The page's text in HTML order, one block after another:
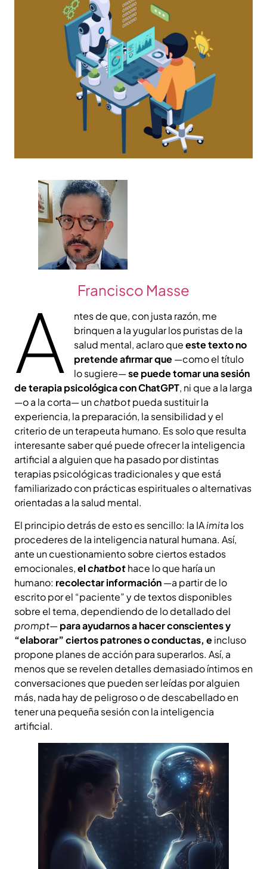
Francisco Masse
A
ntes de que, con justa razón, me
brinquen a la yugular los puristas de la
salud mental, aclaro queeste texto no
pretende afirmar que—como el título
lo sugiere—se puede tomar una sesión
de terapia psicológica con ChatGPT, ni que a la larga
—o a la corta— unchatbotpueda sustituir la
experiencia, la preparación, la sensibilidad y el
criterio de un terapeuta humano. Es solo que resulta
interesante saber qué puede ofrecer la inteligencia
artificial a alguien que ha pasado por distintas
terapias psicológicas tradicionales y que está
familiarizado con prácticas espirituales o alternativas
orientadas a la salud mental.
El principio detrás de esto es sencillo: la IAimita los
procederes de la inteligencia natural humana. Así,
ante un cuestionamiento sobre ciertos estados
emocionales,elchatbothace lo que haría un
humano: recolectar información—a partir de lo
escrito por el “paciente” y de textos disponibles
sobre el tema, dependiendo de lo detallado del
prompt—para ayudarnos a hacer conscientes y
“elaborar” ciertos patrones o conductas, eincluso
propone planes de acción para superarlos. Así, a
menos que se revelen detalles demasiado íntimos en
conversaciones que pueden ser leídas por alguien
más, nada hay de peligroso o de descabellado en
tener una pequeña sesión con la inteligencia
artificial.